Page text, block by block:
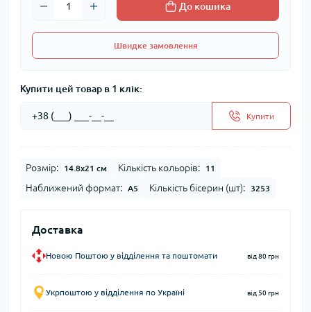
До кошика
Швидке замовлення
Купити цей товар в 1 клік:
Купити
Розмір: 14.8x21 см Кількість кольорів: 11
Наближений формат: А5 Кількість бісерин (шт): 3253
Доставка
Новою Поштою у відділення та поштомати від 80 грн
Укрпоштою у відділення по Україні від 50 грн